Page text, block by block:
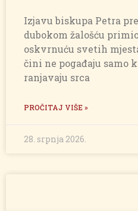
Izjavu biskupa Petra
dubokom žalošću
oskvrnuću svetih
čini ne pogađaju samo
ranjavaju srca
PROČITAJ VIŠE »
28. srpnja 2026.